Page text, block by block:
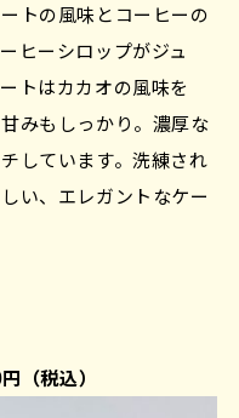
トの風味とコーヒーの
ヒーシロップがジュ
トはカカオの風味を
みもしっかり。濃厚な
しています。洗練され
い、エレガントなケー
（税込）